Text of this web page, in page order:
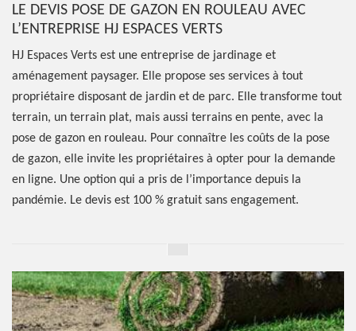
LE DEVIS POSE DE GAZON EN ROULEAU AVEC
L’ENTREPRISE HJ ESPACES VERTS
HJ Espaces Verts est une entreprise de jardinage et
aménagement paysager. Elle propose ses services à tout
propriétaire disposant de jardin et de parc. Elle transforme tout
terrain, un terrain plat, mais aussi terrains en pente, avec la
pose de gazon en rouleau. Pour connaître les coûts de la pose
de gazon, elle invite les propriétaires à opter pour la demande
en ligne. Une option qui a pris de l’importance depuis la
pandémie. Le devis est 100 % gratuit sans engagement.